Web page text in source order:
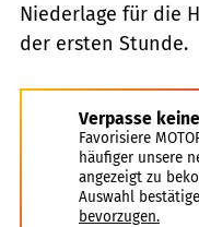
Niederlage für die
der ersten Stunde.
Verpasse
Favorisiere
häufiger unsere
angezeigt zu
Auswahl
bevorzugen.